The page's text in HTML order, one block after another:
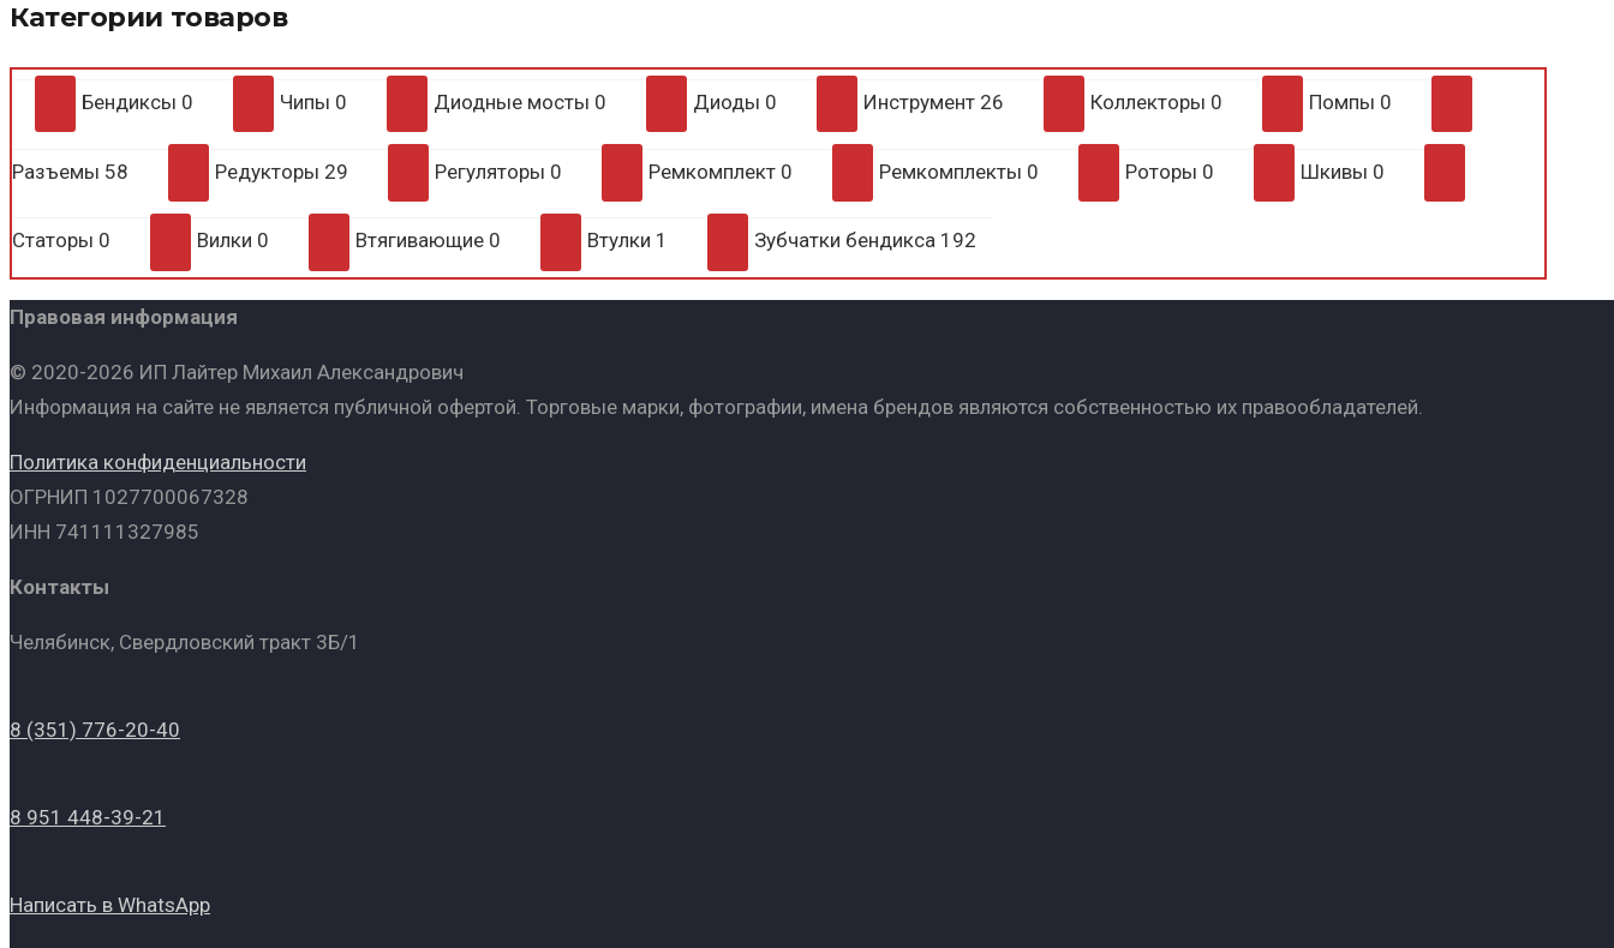
Категории товаров
Бендиксы 0 Чипы 0 Диодные мосты 0 Диоды 0 Инструмент 26 Коллекторы 0 Помпы 0
Разъемы 58 Редукторы 29 Регуляторы 0 Ремкомплект 0 Ремкомплекты 0 Роторы 0 Шкивы 0
Статоры 0 Вилки 0 Втягивающие 0 Втулки 1 Зубчатки бендикса 192
Правовая информация
© 2020-2026 ИП Лайтер Михаил Александрович
Информация на сайте не является публичной офертой. Торговые марки, фотографии, имена брендов являются собственностью их правообладателей.
Политика конфиденциальности
ОГРНИП 1027700067328
ИНН 741111327985
Контакты
Челябинск, Свердловский тракт 3Б/1
8 (351) 776-20-40
8 951 448-39-21
Написать в WhatsApp